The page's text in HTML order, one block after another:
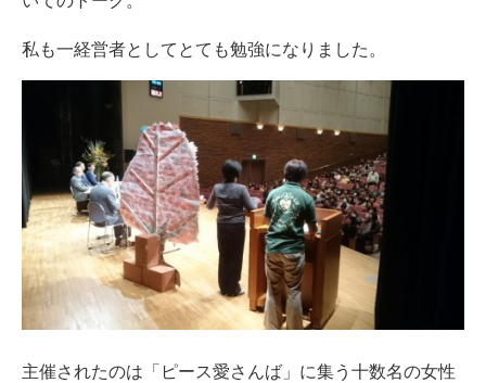
私も一経営者としてとても勉強になりました。
主催されたのは「ピース愛さんば」に集う十数名の女性